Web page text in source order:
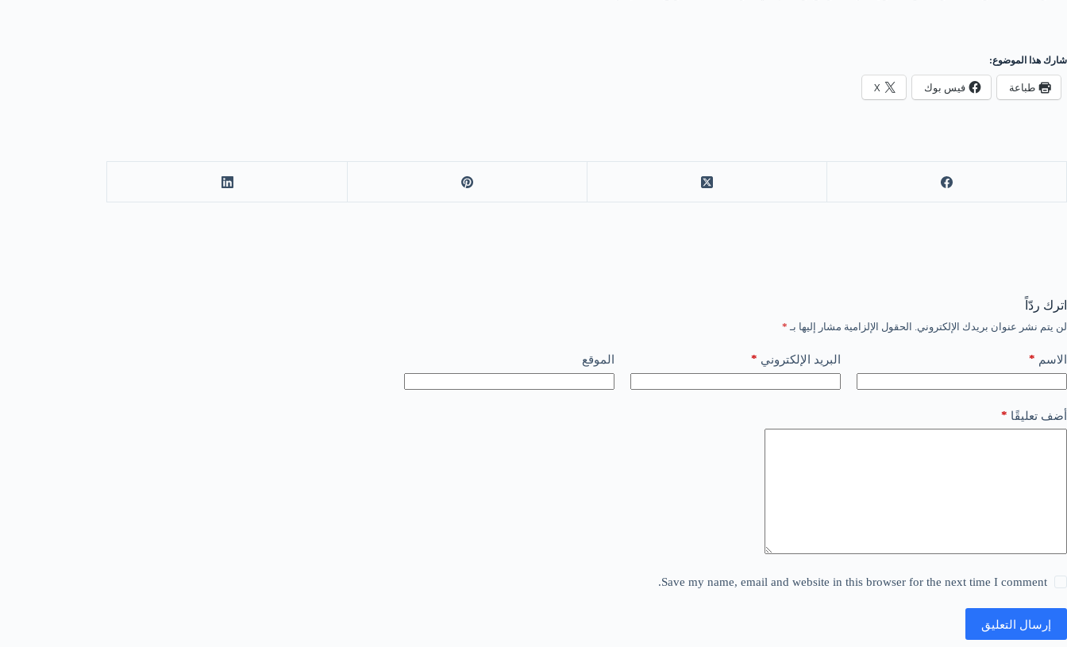
شارك هذا الموضوع:
طباعة فيس بوك X
اترك ردّاً
لن يتم نشر عنوان بريدك الإلكتروني. الحقول الإلزامية مشار إليها بـ *
الاسم * البريد الإلكتروني * الموقع
أضف تعليقًا *
Save my name, email and website in this browser for the next time I comment.
إرسال التعليق